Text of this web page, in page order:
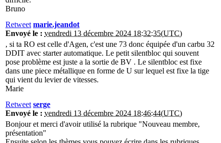
Bruno
Retweet marie.jeandot
Envoyé le : vendredi 13 décembre 2024 18:32:35(UTC)
, si ta RO est celle d'Agen, c'est une 73 donc équipée d'un carbu 32
DDIT avec starter automatique. Le petit silentbloc qui souvent
pose problème est juste a la sortie de BV . Le silentbloc est fixe
dans une piece métallique en forme de U sur lequel est fixe la tige
qui vient du levier de vitesses.
Marie
Retweet serge
Envoyé le : vendredi 13 décembre 2024 18:46:44(UTC)
Bonjour et merci d'avoir utilisé la rubrique "Nouveau membre,
présentation"